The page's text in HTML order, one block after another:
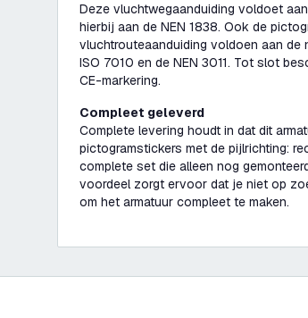
Deze vluchtwegaanduiding voldoet
hierbij aan de NEN 1838. Ook de
vluchtrouteaanduiding voldoen aan
ISO 7010 en de NEN 3011. Tot slot
CE-markering.
Compleet geleverd
Complete levering houdt in dat dit
pictogramstickers met de pijlrichting:
complete set die alleen nog
voordeel zorgt ervoor dat je niet op
om het armatuur compleet te maken.